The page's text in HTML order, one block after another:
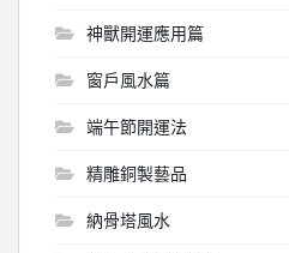
神獸開運應用篇
窗戶風水篇
端午節開運法
精雕銅製藝品
納骨塔風水